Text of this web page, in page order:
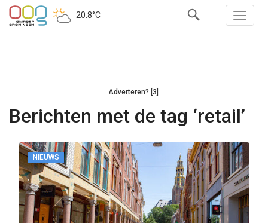
20.8°C
Adverteren? [3]
Berichten met de tag ‘retail’
NIEUWS